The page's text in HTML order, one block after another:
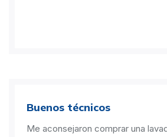
Buenos técnicos
Me aconsejaron comprar una